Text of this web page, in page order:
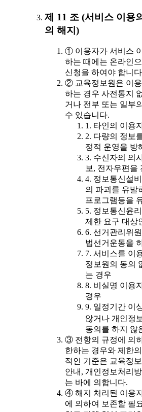
제 11 조 (서비스 이용
의 해지)
① 이용자가 서비스
하는 때에는 온라인
신청을 하여야 합니
② 교육정보원은 이
하는 경우 사전통지
거나 전부 또는 일부
수 있습니다.
1. 타인의 이용
2. 다량의 정보
정적 운영을 방
3. 수신자의 의
보, 전자우편을
4. 정보통신설
의 파괴를 유발
프로그램등을
5. 정보통신윤
제한 요구 대상
6. 선거관리위
법선거운동을
7. 서비스를 이
정보원의 동의
는 경우
8. 비실명 이용
경우
9. 일정기간 이
않거나 개인정
동의를 하지 않
③ 전항의 규정에 의
한하는 경우와 제한
적인 기준은 교육정
안내, 개인정보처리
는 바에 의합니다.
④ 해지 처리된 이용
에 의하여 보존할 필